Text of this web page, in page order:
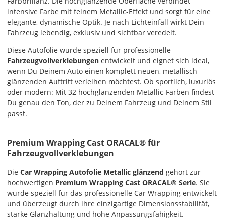
&
Versandkosten?
DE
Economy
Deutschland
EU
AT
CH
intensive Farbe mit feinem Metallic-Effekt und sorgt für eine
elegante, dynamische Optik. Je nach Lichteinfall wirkt Dein
Fahrzeug lebendig, exklusiv und sichtbar veredelt.
Diese Autofolie wurde speziell für professionelle
Fahrzeugvollverklebungen entwickelt und eignet sich ideal,
wenn Du Deinem Auto einen komplett neuen, metallisch
glänzenden Auftritt verleihen möchtest. Ob sportlich, luxuriös
oder modern: Mit 32 hochglänzenden Metallic-Farben findest
Du genau den Ton, der zu Deinem Fahrzeug und Deinem Stil
passt.
Premium Wrapping Cast ORACAL® für
Fahrzeugvollverklebungen
Die Car Wrapping Autofolie Metallic glänzend gehört zur
hochwertigen Premium Wrapping Cast ORACAL® Serie. Sie
wurde speziell für das professionelle Car Wrapping entwickelt
und überzeugt durch ihre einzigartige Dimensionsstabilität,
starke Glanzhaltung und hohe Anpassungsfähigkeit.